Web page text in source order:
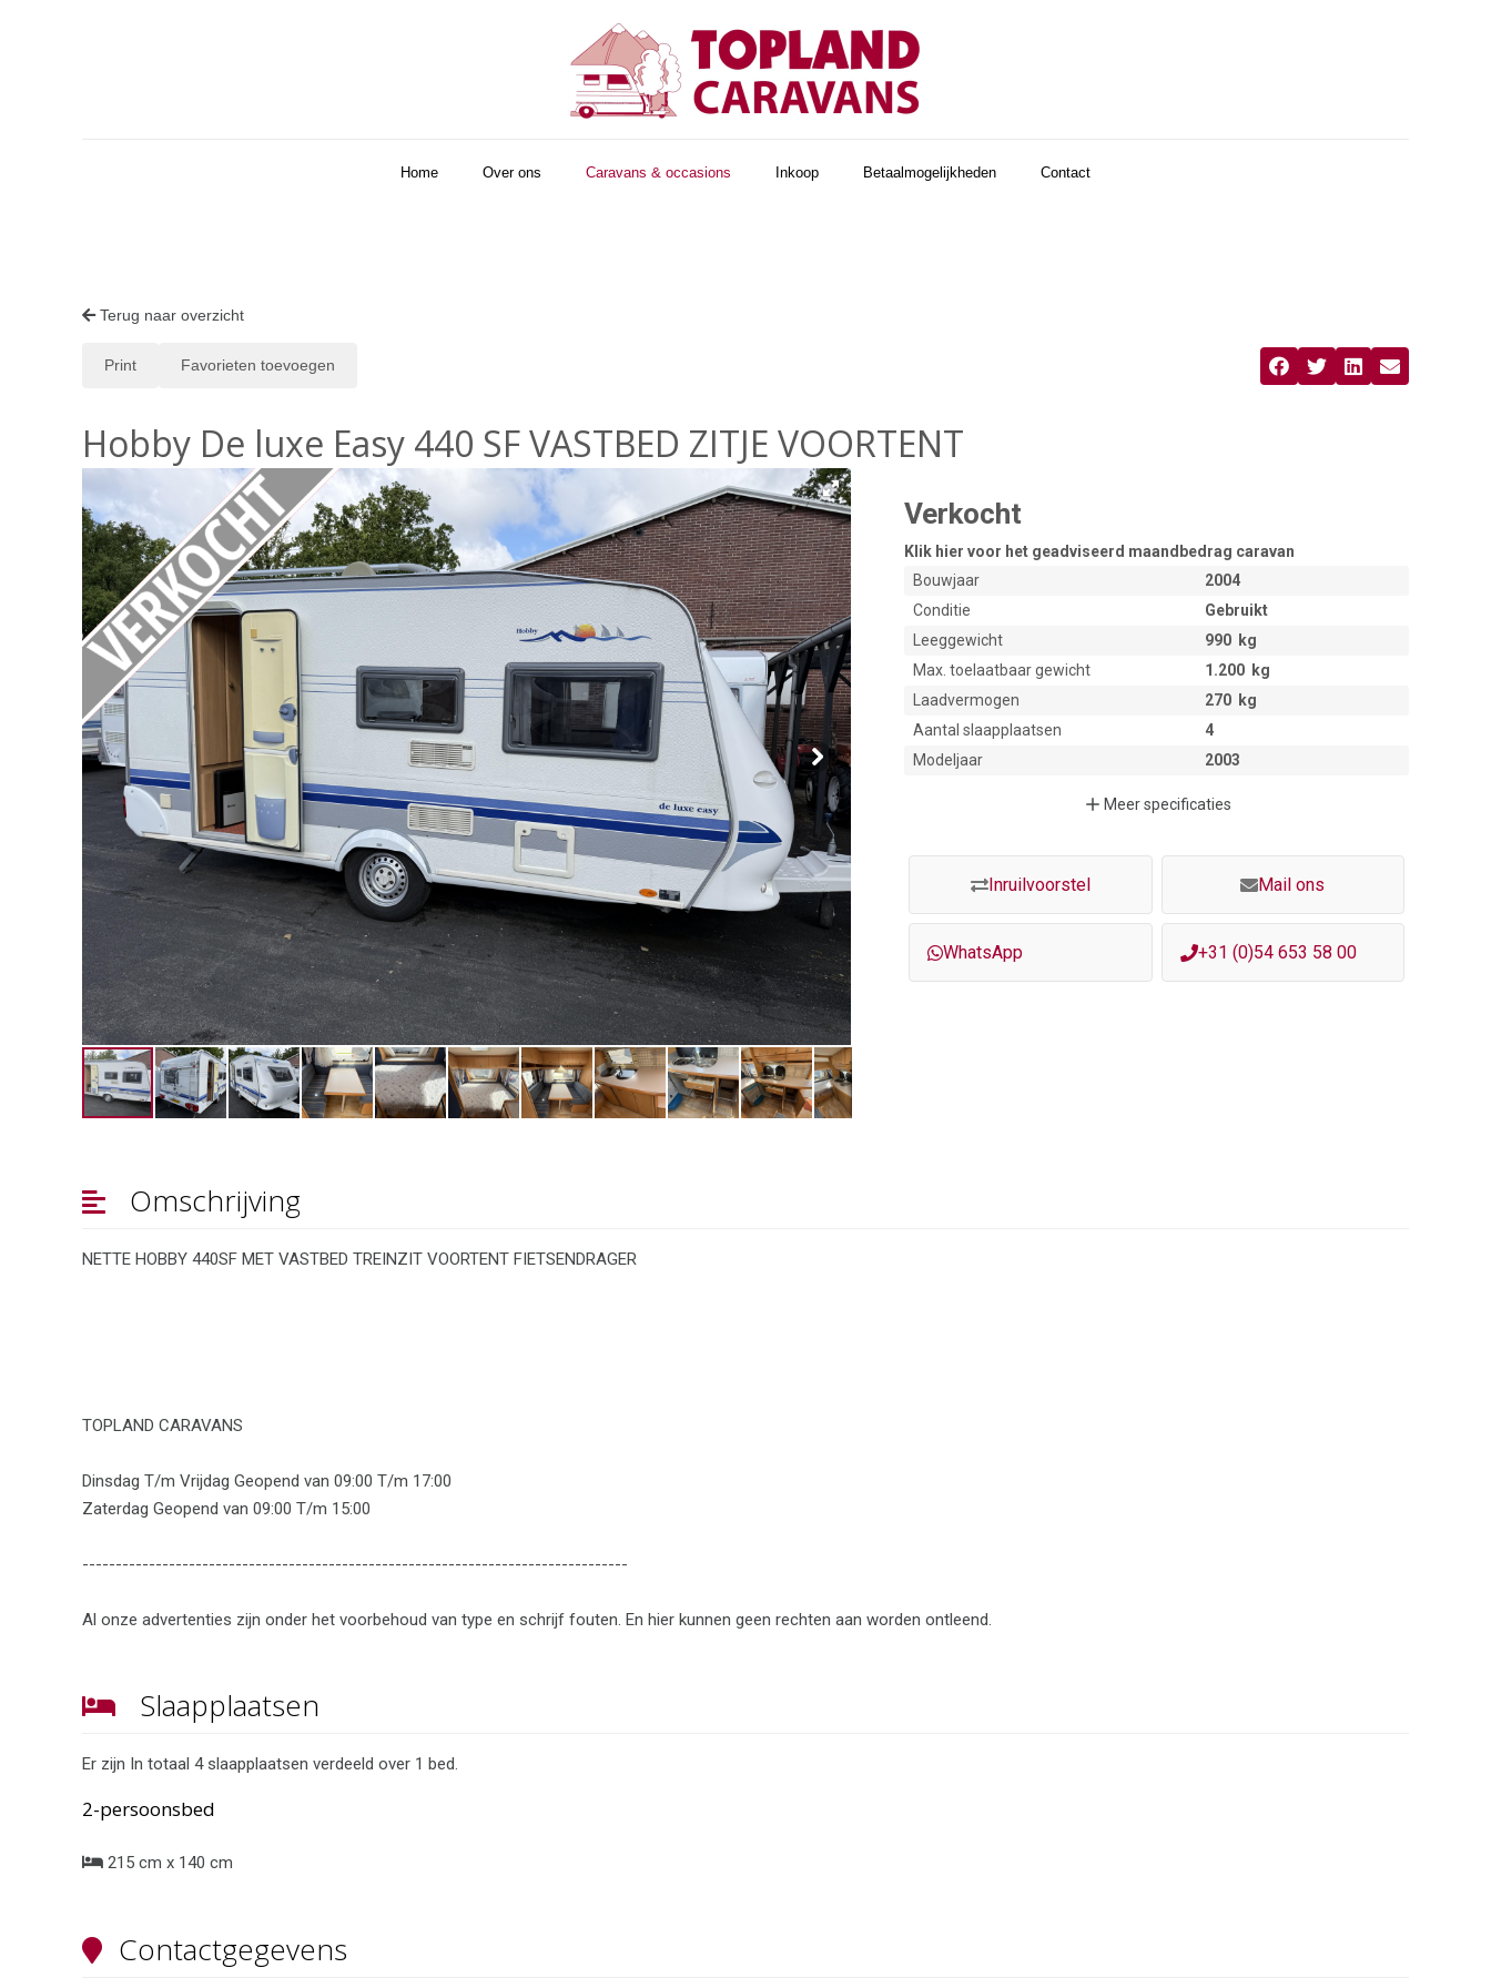
Home Over ons Caravans & occasions Inkoop Betaalmogelijkheden Contact
Terug naar overzicht
Print Favorieten toevoegen
Hobby De luxe Easy 440 SF VASTBED ZITJE VOORTENT
Verkocht
Klik hier voor het geadviseerd maandbedrag caravan
Bouwjaar
2004
Conditie
Gebruikt
Leeggewicht
990 kg
Max. toelaatbaar gewicht
1.200 kg
Laadvermogen
270 kg
Aantal slaapplaatsen
4
Modeljaar
2003
Meerspecificaties
Inruilvoorstel Mail ons
WhatsApp +31 (0)54 653 58 00
Omschrijving
NETTE HOBBY 440SF MET VASTBED TREINZIT VOORTENT FIETSENDRAGER
TOPLAND CARAVANS
Dinsdag T/m Vrijdag Geopend van 09:00 T/m 17:00
Zaterdag Geopend van 09:00 T/m 15:00
----------------------------------------------------------------------------------
Al onze advertenties zijn onder het voorbehoud van type en schrijf fouten. En hier kunnen geen rechten aan worden ontleend.
Slaapplaatsen
Er zijn In totaal 4 slaapplaatsen verdeeld over 1bed.
2-persoonsbed
215 cm x 140 cm
Contactgegevens